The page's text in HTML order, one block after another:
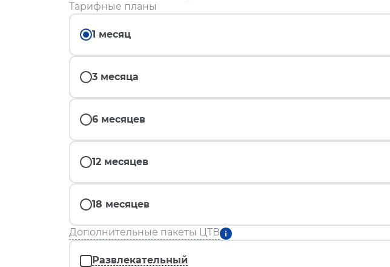
Тарифные планы
1 месяц
3 месяца
6 месяцев
12 месяцев
18 месяцев
Дополнительные пакеты ЦТВ
Развлекательный